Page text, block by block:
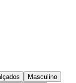
Masculino